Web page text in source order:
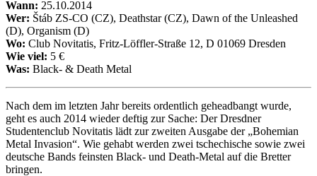
Wann: 25.10.2014
Wer: Štáb ZS-CO (CZ), Deathstar (CZ), Dawn of the Unleashed
(D), Organism (D)
Wo: Club Novitatis, Fritz-Löffler-Straße 12, D 01069 Dresden
Wie viel: 5 €
Was: Black- & Death Metal
Nach dem im letzten Jahr bereits ordentlich geheadbangt wurde,
geht es auch 2014 wieder deftig zur Sache: Der Dresdner
Studentenclub Novitatis lädt zur zweiten Ausgabe der „Bohemian
Metal Invasion“. Wie gehabt werden zwei tschechische sowie zwei
deutsche Bands feinsten Black- und Death-Metal auf die Bretter
bringen.